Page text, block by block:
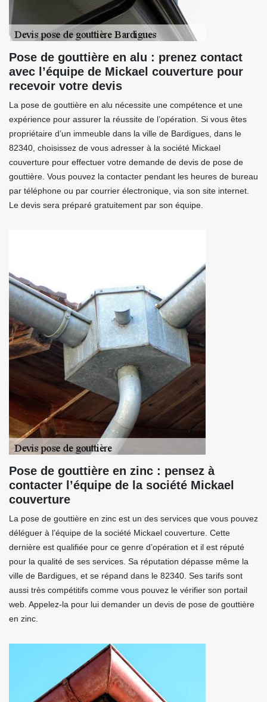
Pose de gouttière en alu : prenez contact
avec l’équipe de Mickael couverture pour
recevoir votre devis
La pose de gouttière en alu nécessite une compétence et une
expérience pour assurer la réussite de l’opération. Si vous êtes
propriétaire d’un immeuble dans la ville de Bardigues, dans le
82340, choisissez de vous adresser à la société Mickael
couverture pour effectuer votre demande de devis de pose de
gouttière. Vous pouvez la contacter pendant les heures de bureau
par téléphone ou par courrier électronique, via son site internet.
Le devis sera préparé gratuitement par son équipe.
Pose de gouttière en zinc : pensez à
contacter l’équipe de la société Mickael
couverture
La pose de gouttière en zinc est un des services que vous pouvez
déléguer à l’équipe de la société Mickael couverture. Cette
dernière est qualifiée pour ce genre d’opération et il est réputé
pour la qualité de ses services. Sa réputation dépasse même la
ville de Bardigues, et se répand dans le 82340. Ses tarifs sont
aussi très compétitifs comme vous pouvez le vérifier son portail
web. Appelez-la pour lui demander un devis de pose de gouttière
en zinc.